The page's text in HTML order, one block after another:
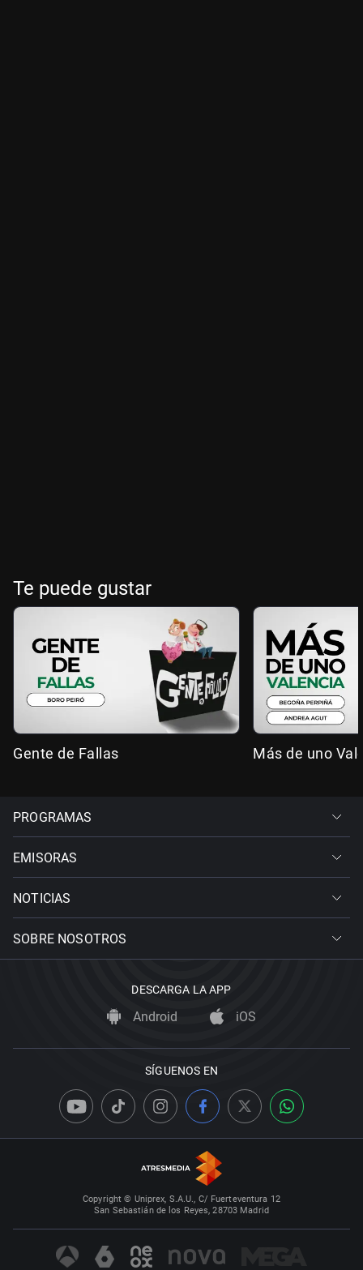
Te puede gustar
Gente de Fallas Más de uno
PROGRAMAS
EMISORAS
NOTICIAS
SOBRE NOSOTROS
DESCARGA LA APP
Android iOS
SÍGUENOS EN
Copyright © Uniprex, S.A.U., C/ Fuerteventura 12
San Sebastián de los Reyes, 28703 Madrid